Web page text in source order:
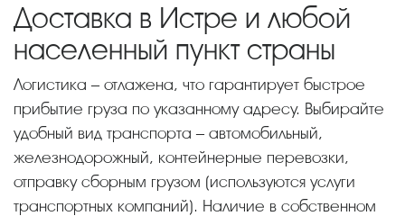
Доставка в Истре и любой
населенный пункт страны
Логистика – отлажена, что гарантирует быстрое
прибытие груза по указанному адресу. Выбирайте
удобный вид транспорта – автомобильный,
железнодорожный, контейнерные перевозки,
отправку сборным грузом (используются услуги
транспортных компаний). Наличие в собственном